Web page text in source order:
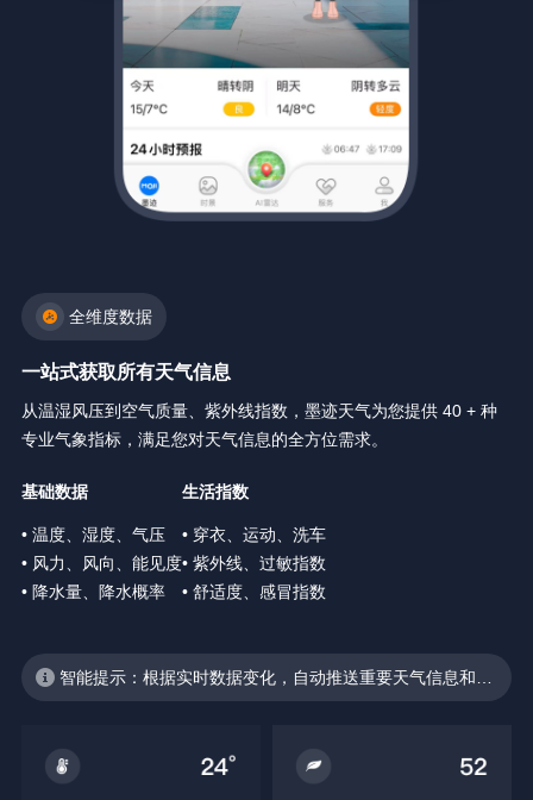
全维度数据
一站式获取所有天气信息
从温湿风压到空气质量、紫外线指数，墨迹天气为您提供 40 + 种
专业气象指标，满足您对天气信息的全方位需求。
基础数据
• 温度、湿度、气压
• 风力、风向、能见度
• 降水量、降水概率
生活指数
• 穿衣、运动、洗车
• 紫外线、过敏指数
• 舒适度、感冒指数
智能提示：根据实时数据变化，自动推送重要天气信息和生